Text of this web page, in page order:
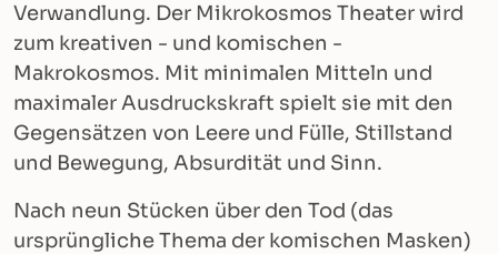
Verwandlung. Der Mikrokosmos Theater wird
zum kreativen - und komischen -
Makrokosmos. Mit minimalen Mitteln und
maximaler Ausdruckskraft spielt sie mit den
Gegensätzen von Leere und Fülle, Stillstand
und Bewegung, Absurdität und Sinn.
Nach neun Stücken über den Tod (das
ursprüngliche Thema der komischen Masken)